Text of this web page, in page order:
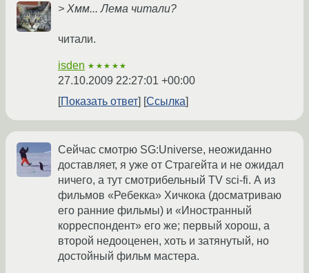
> Хмм... Лема читали?
читали.
isden ★★★★★
27.10.2009 22:27:01 +00:00
Показать ответ
Ссылка
Сейчас смотрю SG:Universe, неожиданно
доставляет, я уже от Страгейта и не ожидал
ничего, а тут смотрибельный TV sci-fi. А из
фильмов «Ребекка» Хичкока (досматриваю
его ранние фильмы) и «Иностранный
корреспондент» его же; первый хорош, а
второй недооценен, хоть и затянутый, но
достойный фильм мастера.